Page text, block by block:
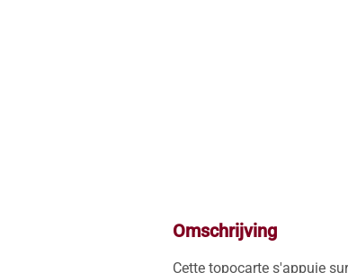
Omschrijving
Cette topocarte s'appuie